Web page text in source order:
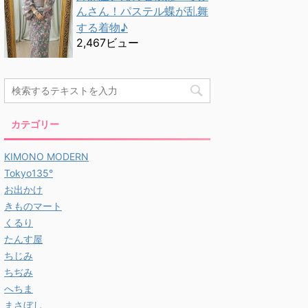
んさん！パステル蝶が乱舞
する着物♪
2,467ビュー
カテゴリー
KIMONO MODERN
Tokyo135°
お出かけ
きものマート
くるり
たんす屋
ちじみ
ちぢみ
へちま
まさぼし